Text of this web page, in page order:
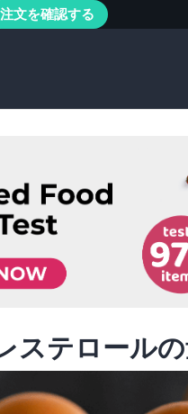
注文を確認する
ステロールの